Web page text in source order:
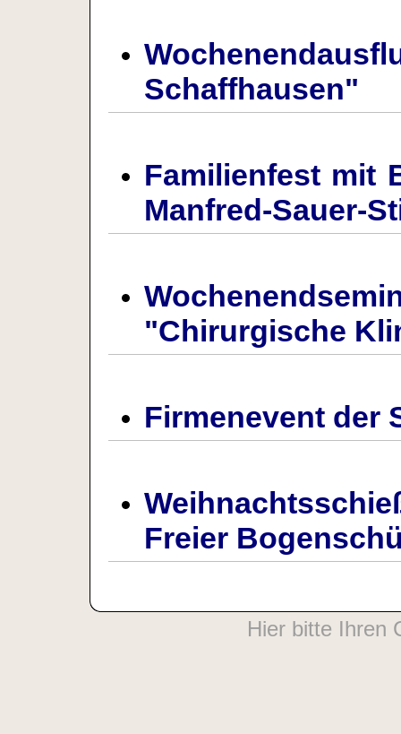
Schaffhausen"
Familienfest mit
Manfred-Sauer-
"Chirurgische
Firmenevent der
Freier
Hier bitte Ihren